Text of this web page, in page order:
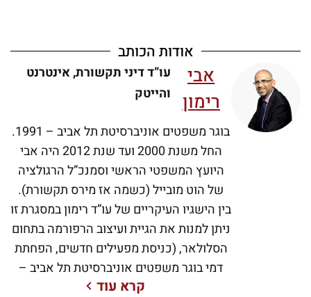
אודות הכותב
אבי
רימון
עו”ד דיני תקשורת, אינטרנט
והייטק
בוגר משפטים אוניברסיטת תל אביב – 1991.
החל משנת 2000 ועד שנת 2012 היה אבי
היועץ המשפטי הראשי וסמנכ”ל הרגולציה
של הוט מובייל (כשמה אז מירס תקשורת).
בין הישגיו העיקריים של עו”ד רימון במסגרת זו
ניתן למנות את הגיית ועיצוב הרפורמה בתחום
הסלולאר, (כניסת מפעילים חדשים, הפחתת
דמי בוגר משפטים אוניברסיטת תל אביב –
קרא עוד